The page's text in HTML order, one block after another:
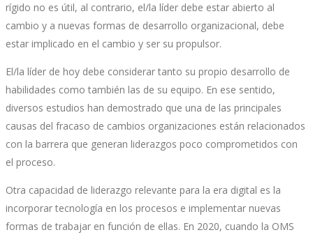
rígido no es útil, al contrario, el/la líder debe estar abierto al
cambio y a nuevas formas de desarrollo organizacional, debe
estar implicado en el cambio y ser su propulsor.
El/la líder de hoy debe considerar tanto su propio desarrollo de
habilidades como también las de su equipo. En ese sentido,
diversos estudios han demostrado que una de las principales
causas del fracaso de cambios organizaciones están relacionados
con la barrera que generan liderazgos poco comprometidos con
el proceso.
Otra capacidad de liderazgo relevante para la era digital es la
incorporar tecnología en los procesos e implementar nuevas
formas de trabajar en función de ellas. En 2020, cuando la OMS